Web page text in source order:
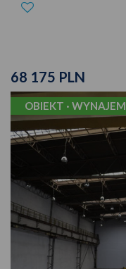
68 175 PLN
OBIEKT · WYNAJEM